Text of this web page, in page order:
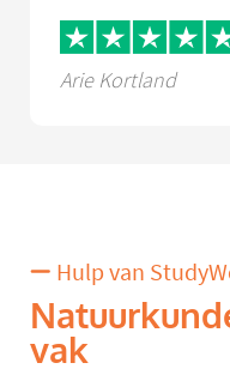
Arie Kortland
Hulp van
vak